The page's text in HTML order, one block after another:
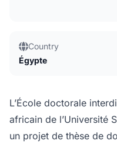
Country
Égypte
L’École doctorale
africain de l’Université
un projet de thèse de